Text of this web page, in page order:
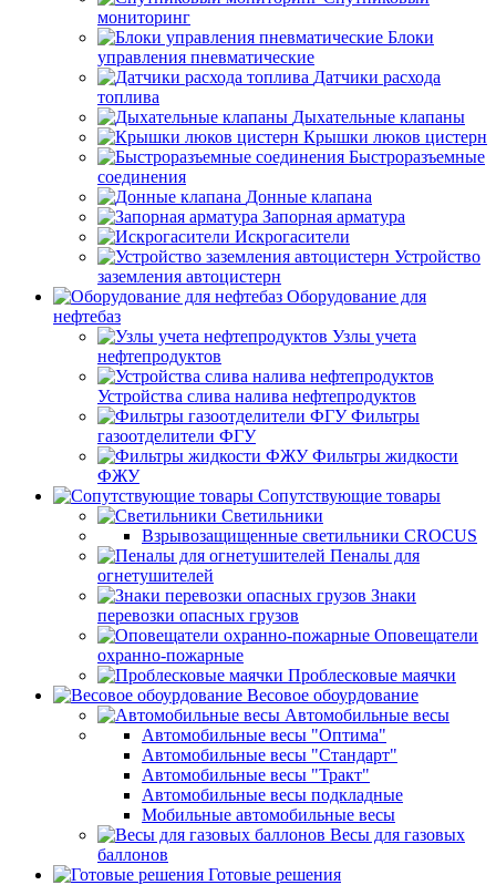
мониторинг
Блоки
управления пневматические
Датчики расхода
топлива
Дыхательные клапаны
Крышки люков цистерн
Быстроразъемные
соединения
Донные клапана
Запорная арматура
Искрогасители
Устройство
заземления автоцистерн
Оборудование для
нефтебаз
Узлы учета
нефтепродуктов
Устройства слива налива нефтепродуктов
Фильтры
газоотделители ФГУ
Фильтры жидкости
ФЖУ
Сопутствующие товары
Светильники
Взрывозащищенные светильники CROCUS
Пеналы для
огнетушителей
Знаки
перевозки опасных грузов
Оповещатели
охранно-пожарные
Проблесковые маячки
Весовое обоурдование
Автомобильные весы
Автомобильные весы "Оптима"
Автомобильные весы "Стандарт"
Автомобильные весы "Тракт"
Автомобильные весы подкладные
Мобильные автомобильные весы
Весы для газовых
баллонов
Готовые решения